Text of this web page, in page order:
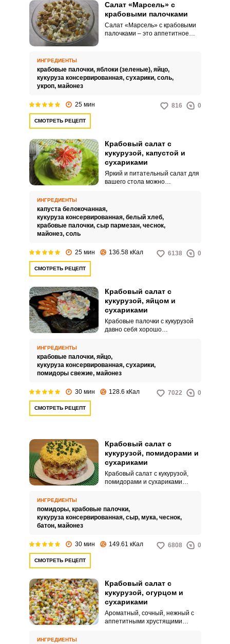
Салат «Марсель» с
крабовыми палочками
Салат «Марсель» с крабовыми
палочками – это аппетитное
приятным вкусом, удивительной
сочностью и привлекательным
внешним видом.
ИНГРЕДИЕНТЫ
крабовые палочки, яблоки (зеленые), яйцо,
кукуруза консервированная, сухарики, соль,
укроп, майонез
25 мин 816 0
СМОТРЕТЬ РЕЦЕПТ
Крабовый салат с
кукурузой, капустой и
сухариками
Яркий и питательный салат для
вашего стола можно
сухариков. Закуска порадует вас
не только нежным вкусом, но и
простым и быстрым
ИНГРЕДИЕНТЫ
капуста белокочанная,
кукуруза консервированная, белый хлеб,
крабовые палочки, сыр пармезан, чеснок,
майонез, соль
25 мин 136.58 кКал 6138 0
СМОТРЕТЬ РЕЦЕПТ
Крабовый салат с
кукурузой, яйцом и
сухариками
Крабовые палочки с кукурузой
давно себя хорошо
получает особый пикантный
вкус. Такой салат обычно
дополняют другими
яйцом, помидором, ананасом,
грибами и огурцами.
ИНГРЕДИЕНТЫ
крабовые палочки, яйцо,
кукуруза консервированная, сухарики,
помидоры свежие, майонез
30 мин 128.6 кКал 7022 0
СМОТРЕТЬ РЕЦЕПТ
Крабовый салат с
кукурузой, помидорами и
сухариками
Крабовый салат с кукурузой,
помидорами и сухариками
нарядным видом, насыщенным
вкусом, быстрым
разной текстурой. Формируется
салат послойно и будет
ИНГРЕДИЕНТЫ
помидоры, крабовые палочки,
кукуруза консервированная, сыр, мука, чеснок,
батон, майонез
30 мин 149.61 кКал 6808 0
СМОТРЕТЬ РЕЦЕПТ
Крабовый салат с
кукурузой, огурцом и
сухариками
Ароматный, сочный, нежный с
аппетитными хрустящими
ИНГРЕДИЕНТЫ